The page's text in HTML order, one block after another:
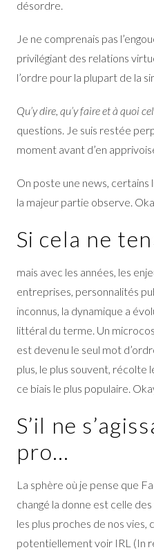
désordre.
Je ne comprenais pas
privilégiant des relations
l’ordre pour la plupart de la
Qu’y dire, qu’y faire et à quoi
questions. Je suis restée
moment avant d’en
On poste une news,
la majeur partie observe.
Si cela ne
mais avec les années, les
entreprises, personnalités
inconnus, la dynamique a
littéral du terme. Un
est devenu le seul mot
plus, le plus souvent, récolte
ce biais le plus populaire.
S’il ne
pro…
La sphère où je pense que
changé la donne est celle
les plus proches de nos vies,
potentiellement voir IRL (In